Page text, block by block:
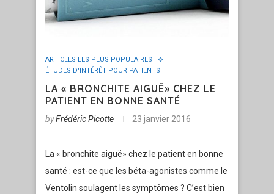
ARTICLES LES PLUS POPULAIRES
ÉTUDES D'INTÉRÊT POUR PATIENTS
LA « BRONCHITE AIGUË» CHEZ LE
PATIENT EN BONNE SANTÉ
byFrédéric Picotte 23 janvier 2016
La « bronchite aiguë» chez le patient en bonne
santé : est-ce que les béta-agonistes comme le
Ventolin soulagent les symptômes ? C’est bien